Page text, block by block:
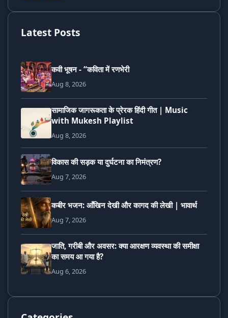
Latest Posts
कवी भूषन - “कविता में रणभेरी
Aug 8, 2026
सामाजिक जागरूकता के प्रेरक हिंदी गीत | Music
with Mukesh Playlist
Aug 8, 2026
विकास की सड़क या दुर्घटना का निमंत्रण?
Aug 7, 2026
कबीर भजन: आँखिन देखी और कागद की लेखी | भावार्थ
Aug 7, 2026
जाति, गरीबी और अवसर: क्या आरक्षण व्यवस्था की समीक्षा
का समय आ गया है?
Aug 6, 2026